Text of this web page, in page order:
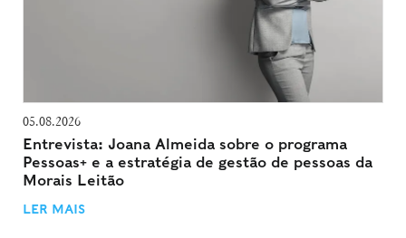
05.08.2026
Entrevista: Joana Almeida sobre o programa
Pessoas+ e a estratégia de gestão de pessoas da
Morais Leitão
LER MAIS